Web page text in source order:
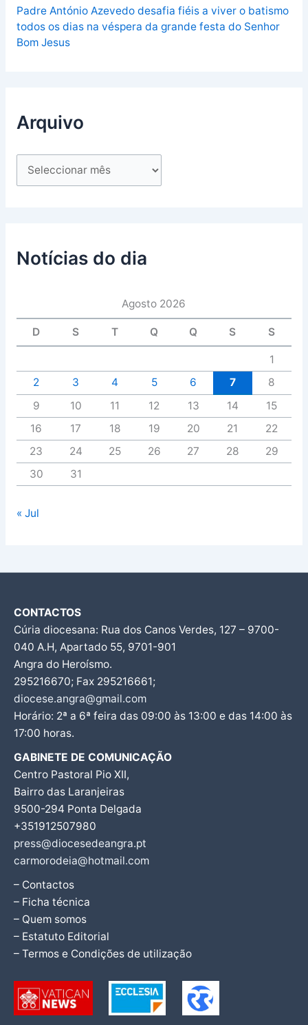
Padre António Azevedo desafia fiéis a viver o batismo
todos os dias na véspera da grande festa do Senhor
Bom Jesus
Arquivo
Notícias do dia
Agosto 2026
D S T Q Q S S
1
2
3 4 5 6 7
8
9
10 11 12 13 14
15
16
17 18 19 20 21
22
23
24 25 26 27 28
29
30
31
« Jul
CONTACTOS
Cúria diocesana: Rua dos Canos Verdes, 127 – 9700-
040 A.H, Apartado 55, 9701-901
Angra do Heroísmo.
295216670; Fax 295216661;
diocese.angra@gmail.com
Horário: 2ª a 6ª feira das 09:00 às 13:00 e das 14:00 às
17:00 horas.
GABINETE DE COMUNICAÇÃO
Centro Pastoral Pio XII,
Bairro das Laranjeiras
9500-294 Ponta Delgada
+351912507980
press@diocesedeangra.pt
carmorodeia@hotmail.com
– Contactos
– Ficha técnica
– Quem somos
– Estatuto Editorial
– Termos e Condições de utilização